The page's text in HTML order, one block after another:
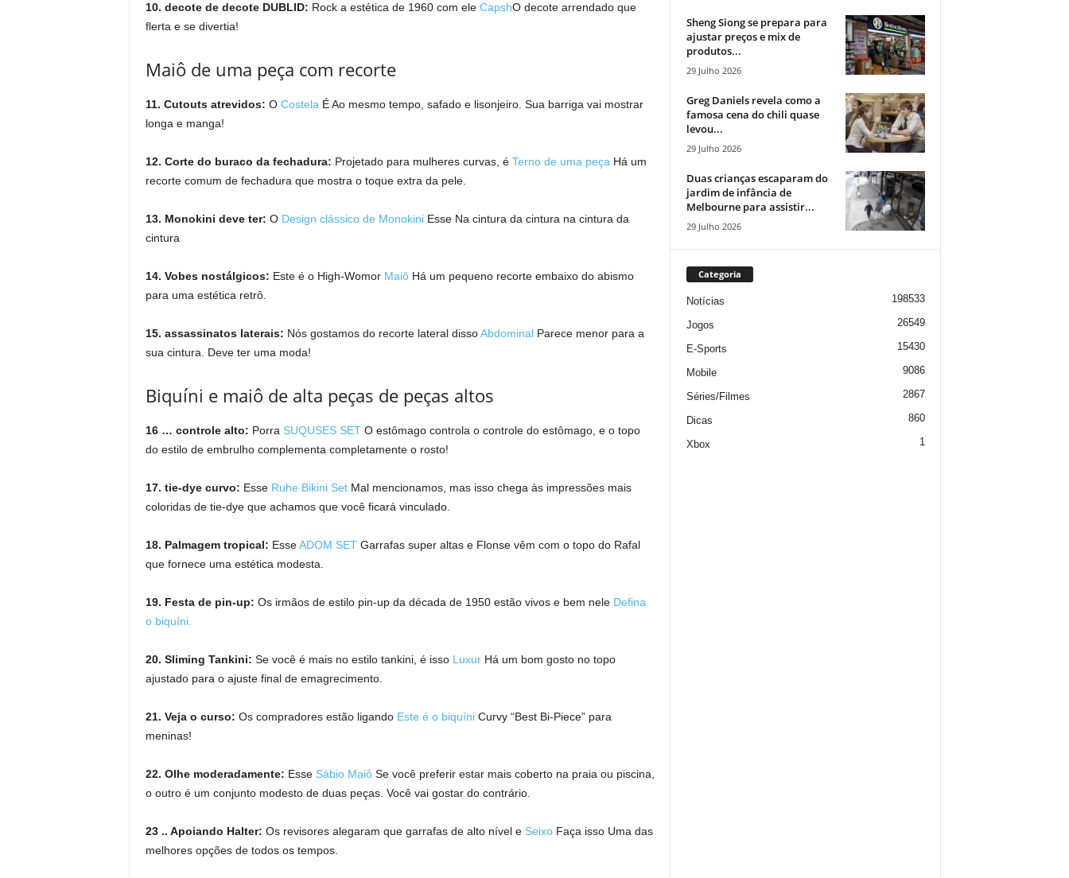
10. decote de decote DUBLID: Rock a estética de 1960 com ele CapshO decote arrendado que
flerta e se divertia!
Maiô de uma peça com recorte
11. Cutouts atrevidos: O Costela ÉAo mesmo tempo, safado e lisonjeiro. Sua barriga vai mostrar
longa e manga!
12. Corte do buraco da fechadura: Projetado para mulheres curvas, é Terno de uma peça Há um
recorte comum de fechadura que mostra o toque extra da pele.
13. Monokini deve ter: O Design clássico de MonokiniEsse Na cintura da cintura na cintura da
cintura
14. Vobes nostálgicos: Este é o High-Womor MaiôHá um pequeno recorte embaixo do abismo
para uma estética retrô.
15. assassinatos laterais: Nós gostamos do recorte lateral dissoAbdominalParece menor para a
sua cintura. Deve ter uma moda!
Biquíni e maiô de alta peças de peças altos
16 … controle alto: Porra SUQUSES SETO estômago controla o controle do estômago, e o topo
do estilo de embrulho complementa completamente o rosto!
17. tie-dye curvo: Esse Ruhe Bikini SetMal mencionamos, mas isso chega às impressões mais
coloridas de tie-dye que achamos que você ficará vinculado.
18. Palmagem tropical: EsseADOM SETGarrafas super altas e Flonse vêm com o topo do Rafal
que fornece uma estética modesta.
19. Festa de pin-up: Os irmãos de estilo pin-up da década de 1950 estão vivos e bem nele Defina
o biquíni.
20. Sliming Tankini: Se você é mais no estilo tankini, é isso LuxurHá um bom gosto no topo
ajustado para o ajuste final de emagrecimento.
21. Veja o curso: Os compradores estão ligando Este é o biquíniCurvy “Best Bi-Piece” para
meninas!
22. Olhe moderadamente: Esse SábioMaiôSe você preferir estar mais coberto na praia ou piscina,
o outro é um conjunto modesto de duas peças. Você vai gostar do contrário.
23 .. Apoiando Halter: Os revisores alegaram que garrafas de alto nível e SeixoFaça isso Uma das
melhores opções de todos os tempos.
Sheng Siong se prepara para
ajustar preços e mix de
produtos...
29 Julho 2026
Greg Daniels revela como a
famosa cena do chili quase
levou...
29 Julho 2026
Duas crianças escaparam do
jardim de infância de
Melbourne para assistir...
29 Julho 2026
Categoria
Notícias 198533
Jogos 26549
E-Sports 15430
Mobile 9086
Séries/Filmes 2867
Dicas 860
Xbox 1